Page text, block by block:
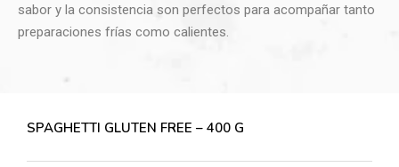
sabor y la consistencia son perfectos para acompañar tanto
preparaciones frías como calientes.
SPAGHETTI GLUTEN FREE – 400 G